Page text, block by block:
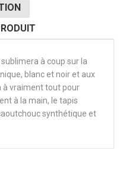
à coup sur la
blanc et noir et aux
à vraiment tout pour
à la main, le tapis
synthétique et